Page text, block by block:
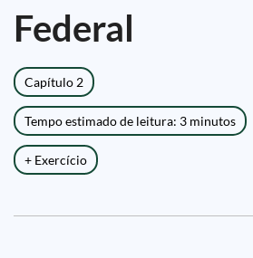
Federal
Capítulo 2
Tempo estimado de leitura: 3 minutos
+ Exercício